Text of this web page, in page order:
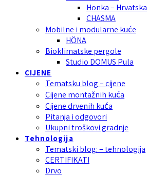
Honka – Hrvatska
CHASMA
Mobilne i modularne kuće
HÖNA
Bioklimatske pergole
Studio DOMUS Pula
CIJENE
Tematsku blog – cijene
Cijene montažnih kuća
Cijene drvenih kuća
Pitanja i odgovori
Ukupni troškovi gradnje
Tehnologija
Tematski blog: – tehnologija
CERTIFIKATI
Drvo